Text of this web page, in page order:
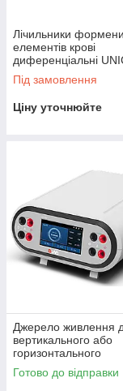
Лічильники
елементів крові
диференціальні
Під замовлення
Ціну уточнюйте
Джерело живлення
вертикального або
горизонтального
електрофорезу DEP-
Готово до відправки